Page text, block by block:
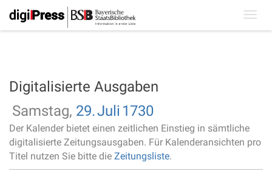
Digitalisierte Ausgaben
Samstag, 29.Juli 1730
Der Kalender bietet einen zeitlichen Einstieg in sämtliche
digitalisierte Zeitungsausgaben. Für Kalenderansichten pro
Titel nutzen Sie bitte die Zeitungsliste.